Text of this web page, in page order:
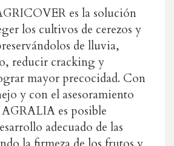
es la solución
los cultivos de cerezos y
de lluvia,
reducir cracking y
mayor precocidad. Con
y con el asesoramiento
es posible
adecuado de las